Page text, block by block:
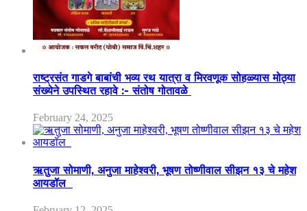
राष्ट्रसंत गाडगे बाबांची भव्य रथ यात्रा व मिरवणूक सोहळ्यास मोठ्या
संख्येने उपस्थित रहावे :- संतोष गोतावळे
February 24, 2025
ऋतुजा सोमाणी, अनुजा माहेश्वरी, भूषण तोष्णीवाल सीझन १३ चे महेश
आयडॉल